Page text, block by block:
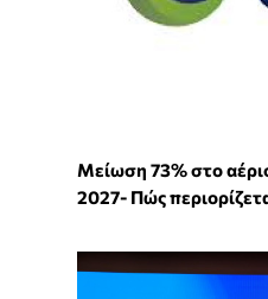
Μείωση 73% στο
2027- Πώς